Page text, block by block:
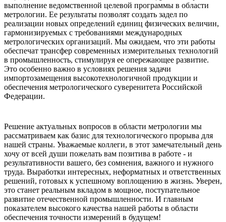
выполнение ведомственной целевой программы в области
метрологии. Ее результаты позволят создать задел по
реализации новых определений единиц физических величин,
гармонизируемых с требованиями международных
метрологических организаций. Мы ожидаем, что эти работы
обеспечат трансфер современных измерительных технологий
в промышленность, стимулируя ее опережающее развитие.
Это особенно важно в условиях решения задачи
импортозамещения высокотехнологичной продукции и
обеспечения метрологического суверенитета Российской
Федерации.
Решение актуальных вопросов в области метрологии мы
рассматриваем как базис для технологического прорыва для
нашей страны. Уважаемые коллеги, в этот замечательный день
хочу от всей души пожелать вам позитива в работе - и
результативности вашего, без сомнения, важного и нужного
труда. Выработки интересных, неформатных и ответственных
решений, готовых к успешному воплощению в жизнь. Уверен,
это станет реальным вкладом в мощное, поступательное
развитие отечественной промышленности. И главным
показателем высокого качества нашей работы в области
обеспечения точности измерений в будущем!